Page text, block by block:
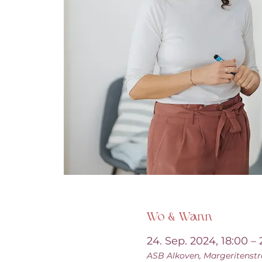
Wo & Wann
24. Sep. 2024, 18:00 –
ASB Alkoven,